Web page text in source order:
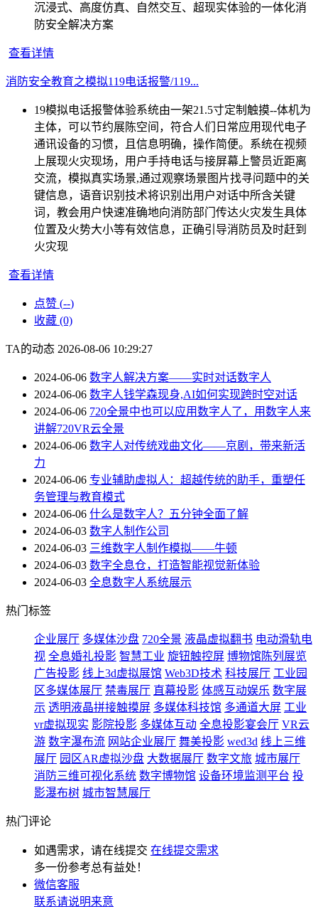
沉浸式、高度仿真、自然交互、超现实体验的一体化消
防安全解决方案
查看详情
消防安全教育之模拟119电话报警/119...
19模拟电话报警体验系统由一架21.5寸定制触摸--体机为
主体，可以节约展陈空间，符合人们日常应用现代电子
通讯设备的习惯，且信息明确，操作简便。系统在视频
上展现火灾现场，用户手持电话与接屏幕上警员近距离
交流，模拟真实场景,通过观察场景图片找寻问题中的关
键信息，语音识别技术将识别出用户对话中所含关键
词，教会用户快速准确地向消防部门传达火灾发生具体
位置及火势大小等有效信息，正确引导消防员及时赶到
火灾现
查看详情
点赞 (--)
收藏 (0)
TA的动态 2026-08-06 10:29:27
2024-06-06 数字人解决方案——实时对话数字人
2024-06-06 数字人钱学森现身,AI如何实现跨时空对话
2024-06-06 720全景中也可以应用数字人了，用数字人来
讲解720VR云全景
2024-06-06 数字人对传统戏曲文化——京剧，带来新活
力
2024-06-06 专业辅助虚拟人：超越传统的助手，重塑任
务管理与教育模式
2024-06-06 什么是数字人？五分钟全面了解
2024-06-03 数字人制作公司
2024-06-03 三维数字人制作模拟——牛顿
2024-06-03 数字全息仓，打造智能视觉新体验
2024-06-03 全息数字人系统展示
热门标签
企业展厅 多媒体沙盘 720全景 液晶虚拟翻书 电动滑轨电
视 全息婚礼投影 智慧工业 旋钮触控屏 博物馆陈列展览
广告投影 线上3d虚拟展馆 Web3D技术 科技展厅 工业园
区多媒体展厅 禁毒展厅 直幕投影 体感互动娱乐 数字展
示 透明液晶拼接触摸屏 多媒体科技馆 多通道大屏 工业
vr虚拟现实 影院投影 多媒体互动 全息投影宴会厅 VR云
游 数字瀑布流 网站企业展厅 舞美投影 wed3d 线上三维
展厅 园区AR虚拟沙盘 大数据展厅 数字文旅 城市展厅
消防三维可视化系统 数字博物馆 设备环境监测平台 投
影瀑布树 城市智慧展厅
热门评论
如遇需求，请在线提交 在线提交需求
多一份参考总有益处！
微信客服
联系请说明来意